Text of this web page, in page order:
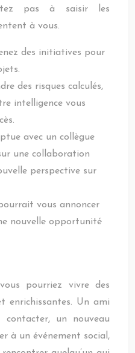
pas à saisir les
à vous.
des initiatives pour
des risques calculés,
intelligence vous
avec un collègue
une collaboration
perspective sur
vous annoncer
nouvelle opportunité
pourriez vivre des
enrichissantes. Un ami
contacter, un nouveau
à un événement social,